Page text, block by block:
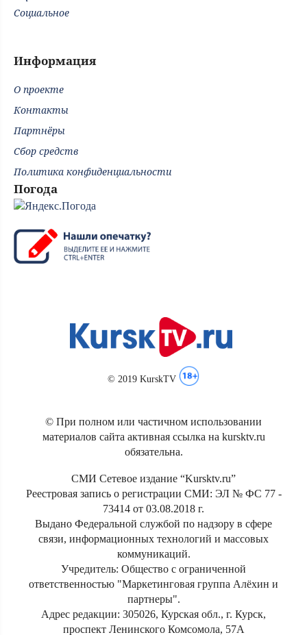
Социальное
Информация
О проекте
Контакты
Партнёры
Сбор средств
Политика конфиденциальности
Погода
© 2019 KurskTV
© При полном или частичном использовании
материалов сайта активная ссылка на kursktv.ru
обязательна.
СМИ Сетевое издание “Kursktv.ru”
Реестровая запись о регистрации СМИ: ЭЛ № ФС 77 -
73414 от 03.08.2018 г.
Выдано Федеральной службой по надзору в сфере
связи, информационных технологий и массовых
коммуникаций.
Учредитель: Общество с ограниченной
ответственностью "Маркетинговая группа Алёхин и
партнеры".
Адрес редакции: 305026, Курская обл., г. Курск,
проспект Ленинского Комсомола, 57А